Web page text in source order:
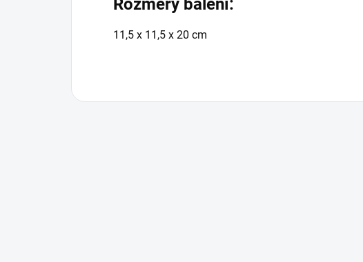
Rozměry balení:
11,5 x 11,5 x 20 cm